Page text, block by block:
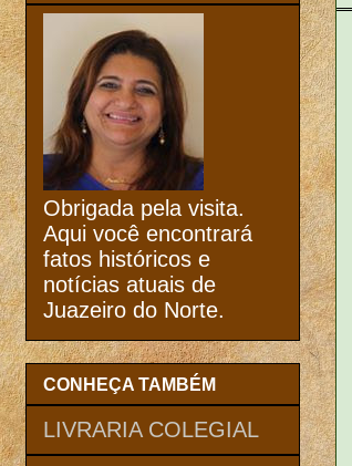
Obrigada pela visita.
Aqui você encontrará
fatos históricos e
notícias atuais de
Juazeiro do Norte.
CONHEÇA TAMBÉM
LIVRARIA COLEGIAL